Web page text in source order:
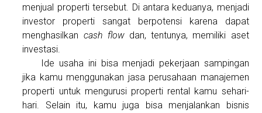
menjual properti tersebut. Di antara keduanya, menjadi
investor properti sangat berpotensi karena dapat
menghasilkan cash flowdan, tentunya, memiliki aset
investasi.
Ide usaha ini bisa menjadi pekerjaan sampingan
jika kamu menggunakan jasa perusahaan manajemen
properti untuk mengurusi properti rental kamu sehari-
hari. Selain itu, kamu juga bisa menjalankan bisnis